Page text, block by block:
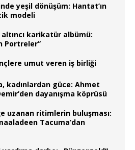
yeşil dönüşüm: Hantat’ın
modeli
altıncı karikatür albümü:
Portreler”
umut veren iş birliği
kadınlardan güce: Ahmet
dayanışma köprüsü
uzanan ritimlerin buluşması:
Tacuma’dan